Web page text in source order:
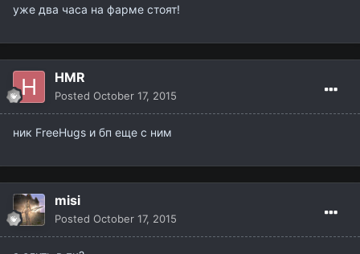
уже два часа на фарме стоят!
HMR
Posted October 17, 2015
ник FreeHugs и бп еще с ним
misi
Posted October 17, 2015